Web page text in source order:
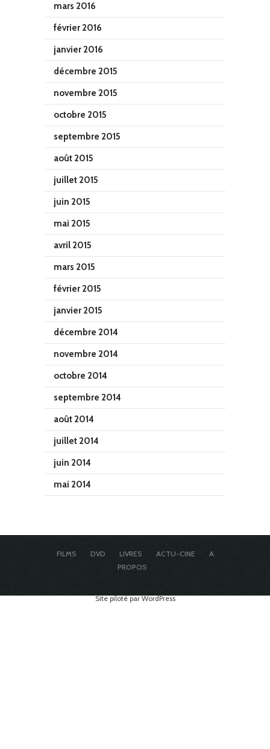
mars 2016
février 2016
janvier 2016
décembre 2015
novembre 2015
octobre 2015
septembre 2015
août 2015
juillet 2015
juin 2015
mai 2015
avril 2015
mars 2015
février 2015
janvier 2015
décembre 2014
novembre 2014
octobre 2014
septembre 2014
août 2014
juillet 2014
juin 2014
mai 2014
FILMS DVD LIVRES ACTU-CINE
A
PROPOS
Site piloté par WordPress